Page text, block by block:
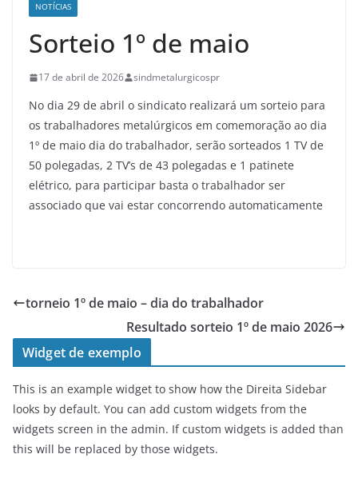
NOTÍCIAS
Sorteio 1º de maio
17 de abril de 2026 sindmetalurgicospr
No dia 29 de abril o sindicato realizará um sorteio para
os trabalhadores metalúrgicos em comemoração ao dia
1º de maio dia do trabalhador, serão sorteados 1 TV de
50 polegadas, 2 TV’s de 43 polegadas e 1 patinete
elétrico, para participar basta o trabalhador ser
associado que vai estar concorrendo automaticamente
torneio 1º de maio – dia do trabalhador
Resultado sorteio 1º de maio 2026
Widget de exemplo
This is an example widget to show how the Direita Sidebar
looks by default. You can add custom widgets from the
widgets screen in the admin. If custom widgets is added than
this will be replaced by those widgets.